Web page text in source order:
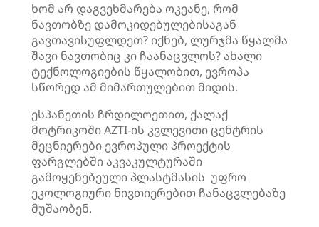
ხომ არ დაგვეხმარება ოკეანე, რომ
ნავთობზე დამოკიდებულებისაგან
გავთავისუფლდეთ? იქნებ, ლურჯმა წყალმა
შავი ნავთობიც კი ჩაანაცვლოს? ახალი
ტექნოლოგიების წყალობით, ევროპა
სწორედ ამ მიმართულებით მიდის.
ესპანეთის ჩრდილოეთით, ქალაქ
მოტრიკოში AZTI-ის კვლევითი ცენტრის
მეცნიერები ევროპული პროექტის
ფარგლებში აკვაკულტურაში
გამოყენებეული პლასტმასის უფრო
ეკოლოგიური ნივთიერებით ჩანაცვლებაზე
მუშაობენ.